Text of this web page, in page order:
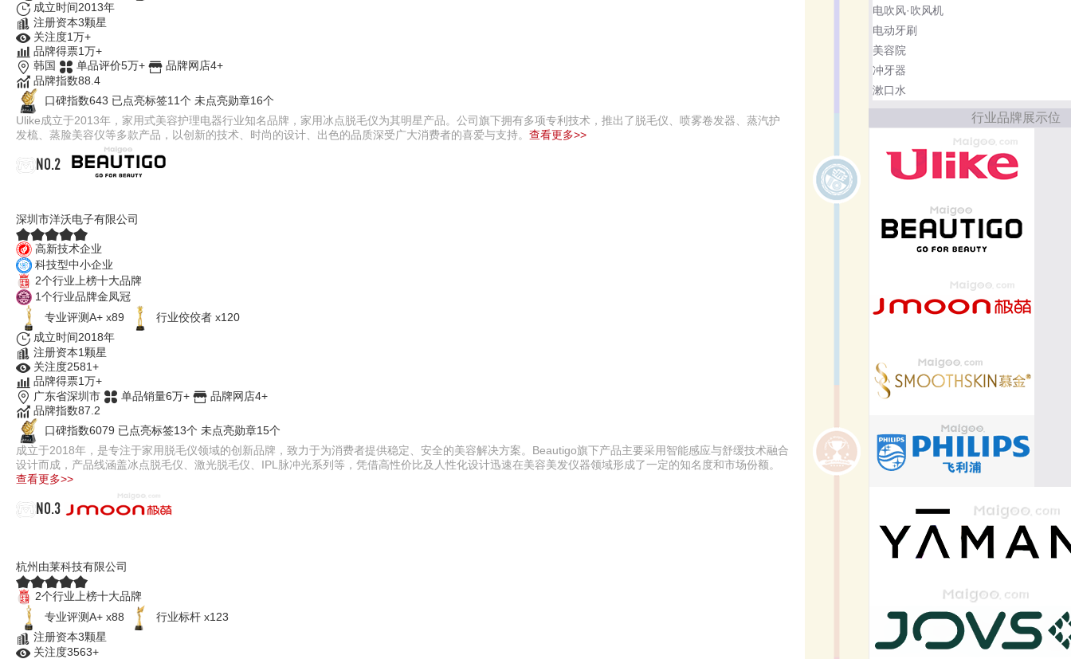
成立时间2013年
注册资本3颗星
关注度1万+
品牌得票1万+
韩国
单品评价5万+
品牌网店4+
品牌指数88.4
口碑指数643 已点亮标签11个 未点亮勋章16个
Ulike成立于2013年，家用式美容护理电器行业知名品牌，家用冰点脱毛仪为其明星产品。公司旗下拥有多项专利技术，推出了脱毛仪、喷雾卷发器、蒸汽护
发梳、蒸脸美容仪等多款产品，以创新的技术、时尚的设计、出色的品质深受广大消费者的喜爱与支持。 查看更多>>
NO.2
深圳市洋沃电子有限公司
高新技术企业
科技型中小企业
2个行业上榜十大品牌
1个行业品牌金凤冠
专业评测A+ x89
行业佼佼者 x120
成立时间2018年
注册资本1颗星
关注度2581+
品牌得票1万+
广东省深圳市
单品销量6万+
品牌网店4+
品牌指数87.2
口碑指数6079 已点亮标签13个 未点亮勋章15个
成立于2018年，是专注于家用脱毛仪领域的创新品牌，致力于为消费者提供稳定、安全的美容解决方案。Beautigo旗下产品主要采用智能感应与舒缓技术融合
设计而成，产品线涵盖冰点脱毛仪、激光脱毛仪、IPL脉冲光系列等，凭借高性价比及人性化设计迅速在美容美发仪器领域形成了一定的知名度和市场份额。
查看更多>>
NO.3
杭州由莱科技有限公司
2个行业上榜十大品牌
专业评测A+ x88
行业标杆 x123
注册资本3颗星
关注度3563+
电吹风·吹风机
电动牙刷
美容院
冲牙器
漱口水
行业品牌展示位